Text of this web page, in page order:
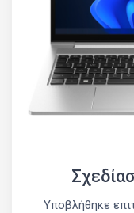
Υποβλήθηκε